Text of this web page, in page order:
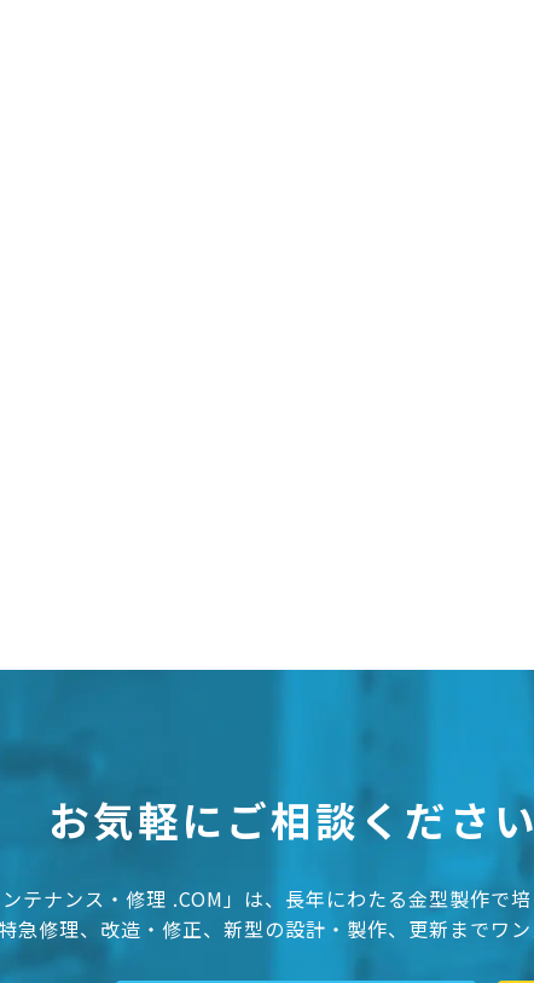
お気軽にご相談くださ
テナンス・修理 .COM」は、長年にわたる金型製作で
急修理、改造・修正、新型の設計・製作、更新までワン